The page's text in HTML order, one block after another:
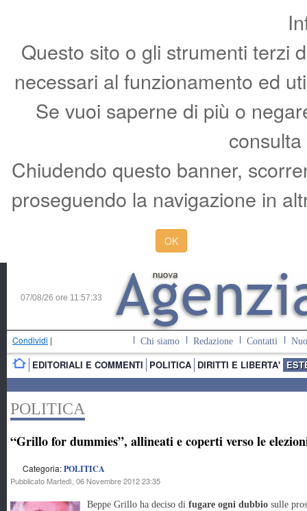
Questo sito o gli strumenti terzi
necessari al funzionamento ed
Se vuoi saperne di più o
Chiudendo questo banner,
proseguendo la navigazione in
OK
07/08/26 ore 11:57:34
Condividi | Chi siamo Redazione Contatti
EDITORIALI E COMMENTI POLITICA DIRITTI E LIBERTA'
POLITICA
“Grillo for dummies”, allineati e coperti verso le
Categoria:POLITICA
Pubblicato Martedì, 06 Novembre 2012 23:35
Beppe Grillo ha deciso di fugare ogni dubbio sulle